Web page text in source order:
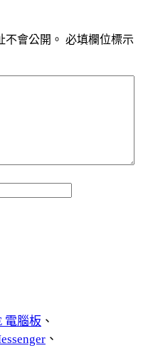
會公開。 必填欄位標示
電腦板 、
、